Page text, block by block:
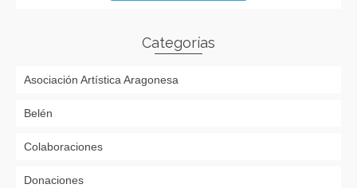
Categorías
Asociación Artística Aragonesa
Belén
Colaboraciones
Donaciones